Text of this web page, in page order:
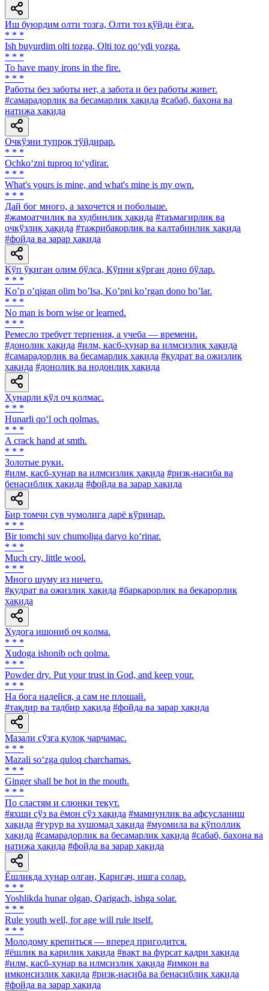
Иш буюрдим олти тозга, Олти тоз қўйди ёзга.
* * *
Ish buyurdim olti tozga, Olti toz qo‘ydi yozga.
* * *
To have many irons in the fire.
* * *
Работы без заботы нет, а забота и без работы живет.
#самарадорлик ва бесамарлик ҳақида #сабаб, баҳона ва
натижа ҳақида
Очкўзни тупроқ тўйдирар.
* * *
Ochko‘zni tuproq to‘ydirar.
* * *
What's yours is mine, and what's mine is my own.
* * *
Дай бог много, а захочется и побольше.
#жамоатчилик ва худбинлик ҳақида #таъмагирлик ва
очкўзлик ҳақида #тажрибакорлик ва калтабинлик ҳақида
#фойда ва зарар ҳақида
Кўп ўқиган олим бўлса, Кўпни кўрган доно бўлар.
* * *
Koʼp oʼqigan olim boʼlsa, Koʼpni koʼrgan dono boʼlar.
* * *
No man is born wise or learned.
* * *
Ремесло требует терпения, а учеба — времени.
#донолик ҳақида #илм, касб-ҳунар ва илмсизлик ҳақида
#самарадорлик ва бесамарлик ҳақида #қудрат ва ожизлик
ҳақида #донолик ва нодонлик ҳақида
Ҳунарли қўл оч қолмас.
* * *
Hunarli qo‘l och qolmas.
* * *
A crack hand at smth.
* * *
Золотые руки.
#илм, касб-ҳунар ва илмсизлик ҳақида #ризқ-насиба ва
бенасиблик ҳақида #фойда ва зарар ҳақида
Бир томчи сув чумолига дарё кўринар.
* * *
Bir tomchi suv chumoliga daryo ko‘rinar.
* * *
Much cry, little wool.
* * *
Много шуму из ничего.
#қудрат ва ожизлик ҳақида #барқарорлик ва беқарорлик
ҳақида
Худога ишониб оч қолма.
* * *
Xudoga ishonib och qolma.
* * *
Powder dry. Put your trust in God, and keep your.
* * *
На бога надейся, а сам не плошай.
#тақдир ва тадбир ҳақида #фойда ва зарар ҳақида
Мазали сўзга қулоқ чарчамас.
* * *
Mazali so‘zga quloq charchamas.
* * *
Ginger shall be hot in the mouth.
* * *
По сластям и слюнки текут.
#яхши сўз ва ёмон сўз ҳақида #мамнунлик ва афсусланиш
ҳақида #ғурур ва хушомад ҳақида #муомила ва қўполлик
ҳақида #самарадорлик ва бесамарлик ҳақида #сабаб, баҳона ва
натижа ҳақида #фойда ва зарар ҳақида
Ёшликда ҳунар олган, Қаригач, ишга солар.
* * *
Yoshlikda hunar olgan, Qarigach, ishga solar.
* * *
Rule youth well, for age will rule itself.
* * *
Молодому крепиться — вперед пригодится.
#ёшлик ва қарилик ҳақида #вақт ва фурсат қадри ҳақида
#илм, касб-ҳунар ва илмсизлик ҳақида #имкон ва
имконсизлик ҳақида #ризқ-насиба ва бенасиблик ҳақида
#фойда ва зарар ҳақида